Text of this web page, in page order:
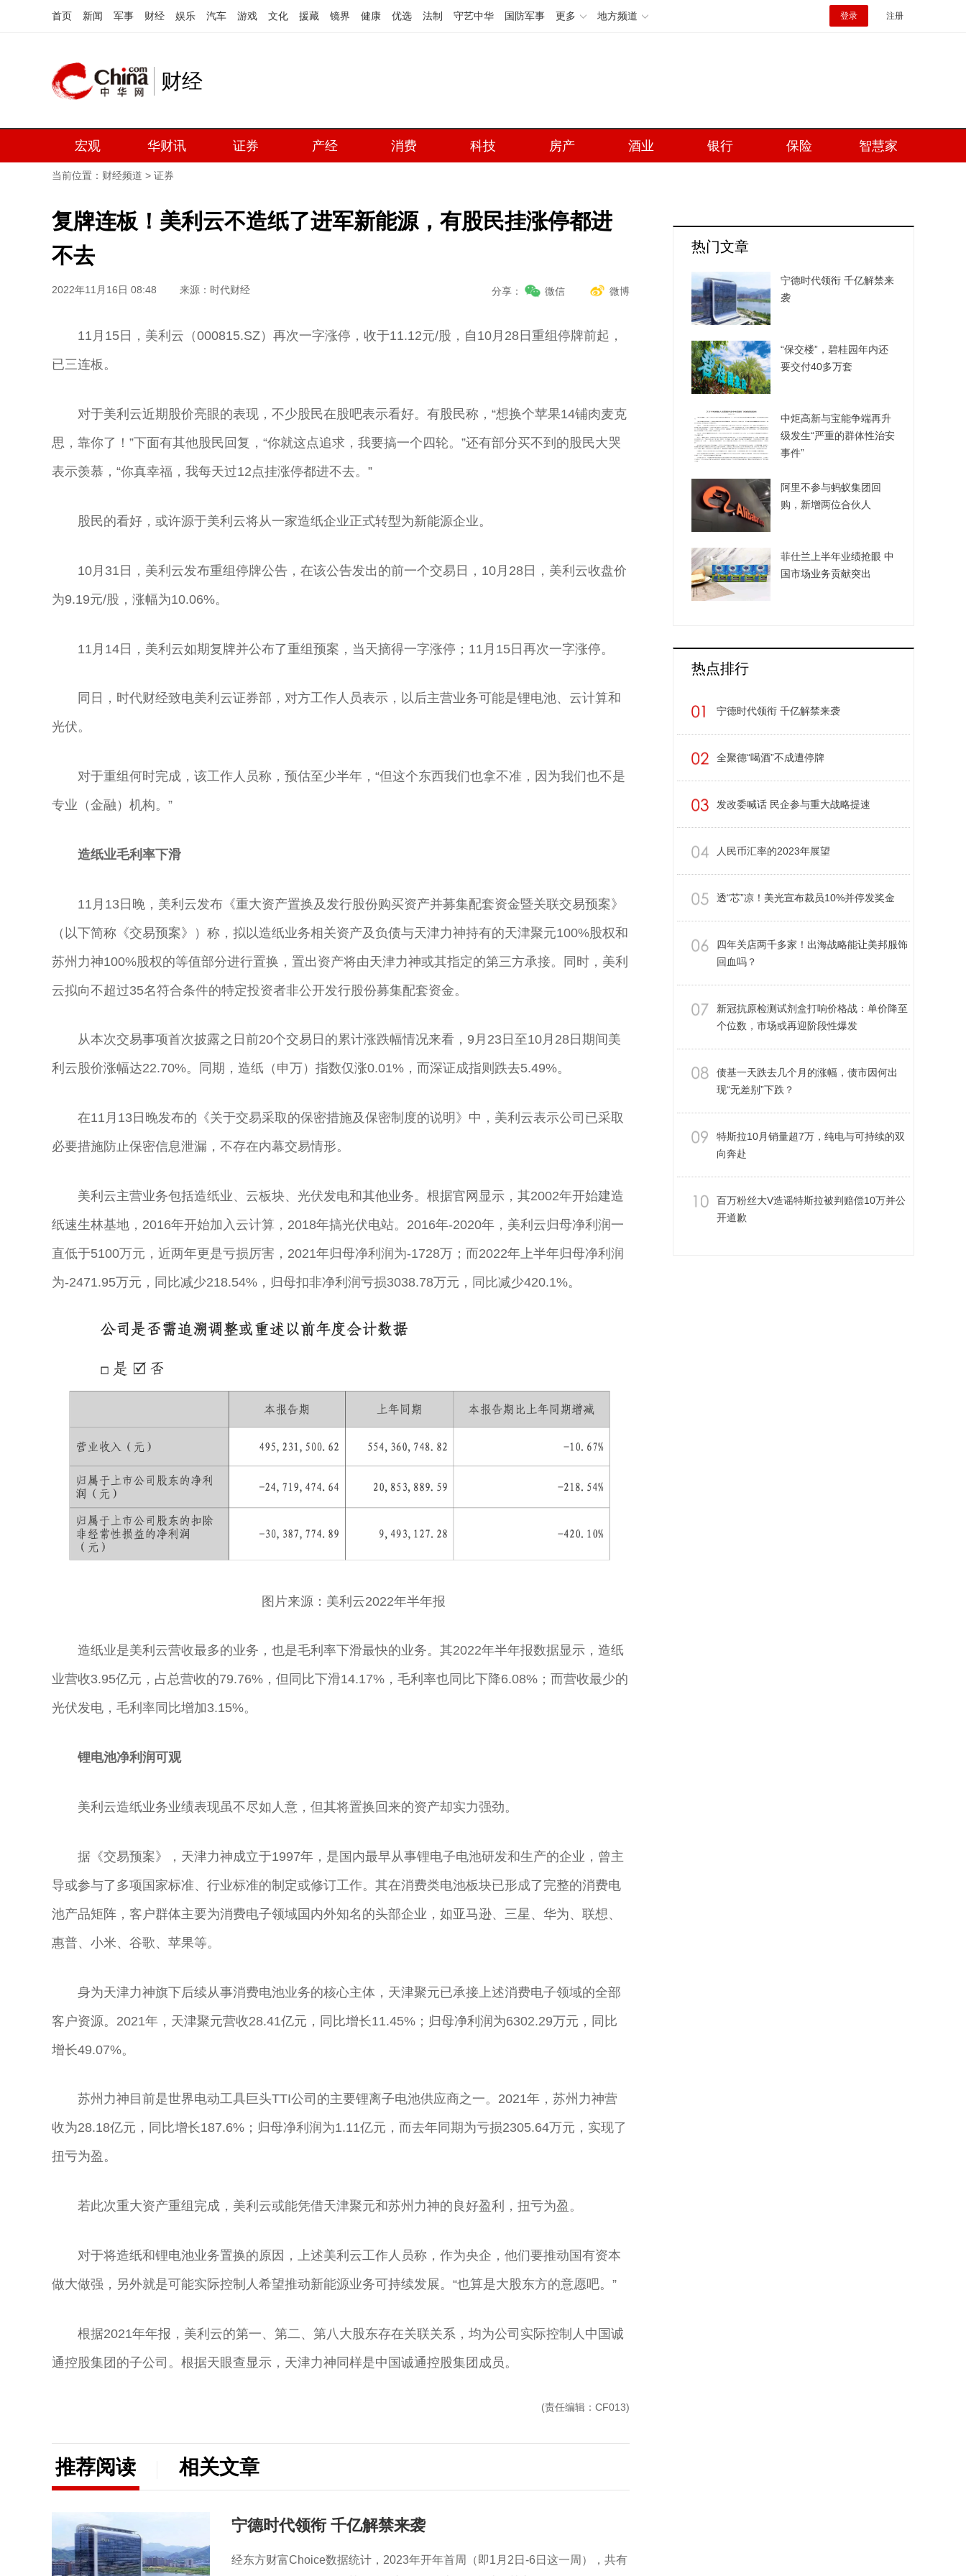
首页 新闻 军事 财经 娱乐 汽车 游戏 文化 援藏 镜界 健康 优选 法制 守艺中华 国防军事 更多 地方频道 登录 注册
财经
宏观 华财讯 证券 产经 消费 科技 房产 酒业 银行 保险 智慧家
当前位置： 财经频道 > 证券
复牌连板！美利云不造纸了进军新能源，有股民挂涨停都进
不去
2022年11月16日 08:48 来源：时代财经 分享： 微信 微博
11月15日，美利云（000815.SZ）再次一字涨停，收于11.12元/股，自10月28日重组停牌前起，
已三连板。
对于美利云近期股价亮眼的表现，不少股民在股吧表示看好。有股民称，“想换个苹果14铺肉麦克
思，靠你了！”下面有其他股民回复，“你就这点追求，我要搞一个四轮。”还有部分买不到的股民大哭
表示羡慕，“你真幸福，我每天过12点挂涨停都进不去。”
股民的看好，或许源于美利云将从一家造纸企业正式转型为新能源企业。
10月31日，美利云发布重组停牌公告，在该公告发出的前一个交易日，10月28日，美利云收盘价
为9.19元/股，涨幅为10.06%。
11月14日，美利云如期复牌并公布了重组预案，当天摘得一字涨停；11月15日再次一字涨停。
同日，时代财经致电美利云证券部，对方工作人员表示，以后主营业务可能是锂电池、云计算和
光伏。
对于重组何时完成，该工作人员称，预估至少半年，“但这个东西我们也拿不准，因为我们也不是
专业（金融）机构。”
造纸业毛利率下滑
11月13日晚，美利云发布《重大资产置换及发行股份购买资产并募集配套资金暨关联交易预案》
（以下简称《交易预案》）称，拟以造纸业务相关资产及负债与天津力神持有的天津聚元100%股权和
苏州力神100%股权的等值部分进行置换，置出资产将由天津力神或其指定的第三方承接。同时，美利
云拟向不超过35名符合条件的特定投资者非公开发行股份募集配套资金。
从本次交易事项首次披露之日前20个交易日的累计涨跌幅情况来看，9月23日至10月28日期间美
利云股价涨幅达22.70%。同期，造纸（申万）指数仅涨0.01%，而深证成指则跌去5.49%。
在11月13日晚发布的《关于交易采取的保密措施及保密制度的说明》中，美利云表示公司已采取
必要措施防止保密信息泄漏，不存在内幕交易情形。
美利云主营业务包括造纸业、云板块、光伏发电和其他业务。根据官网显示，其2002年开始建造
纸速生林基地，2016年开始加入云计算，2018年搞光伏电站。2016年-2020年，美利云归母净利润一
直低于5100万元，近两年更是亏损厉害，2021年归母净利润为-1728万；而2022年上半年归母净利润
为-2471.95万元，同比减少218.54%，归母扣非净利润亏损3038.78万元，同比减少420.1%。
图片来源：美利云2022年半年报
造纸业是美利云营收最多的业务，也是毛利率下滑最快的业务。其2022年半年报数据显示，造纸
业营收3.95亿元，占总营收的79.76%，但同比下滑14.17%，毛利率也同比下降6.08%；而营收最少的
光伏发电，毛利率同比增加3.15%。
锂电池净利润可观
美利云造纸业务业绩表现虽不尽如人意，但其将置换回来的资产却实力强劲。
据《交易预案》，天津力神成立于1997年，是国内最早从事锂电子电池研发和生产的企业，曾主
导或参与了多项国家标准、行业标准的制定或修订工作。其在消费类电池板块已形成了完整的消费电
池产品矩阵，客户群体主要为消费电子领域国内外知名的头部企业，如亚马逊、三星、华为、联想、
惠普、小米、谷歌、苹果等。
身为天津力神旗下后续从事消费电池业务的核心主体，天津聚元已承接上述消费电子领域的全部
客户资源。2021年，天津聚元营收28.41亿元，同比增长11.45%；归母净利润为6302.29万元，同比
增长49.07%。
苏州力神目前是世界电动工具巨头TTI公司的主要锂离子电池供应商之一。2021年，苏州力神营
收为28.18亿元，同比增长187.6%；归母净利润为1.11亿元，而去年同期为亏损2305.64万元，实现了
扭亏为盈。
若此次重大资产重组完成，美利云或能凭借天津聚元和苏州力神的良好盈利，扭亏为盈。
对于将造纸和锂电池业务置换的原因，上述美利云工作人员称，作为央企，他们要推动国有资本
做大做强，另外就是可能实际控制人希望推动新能源业务可持续发展。“也算是大股东方的意愿吧。”
根据2021年年报，美利云的第一、第二、第八大股东存在关联关系，均为公司实际控制人中国诚
通控股集团的子公司。根据天眼查显示，天津力神同样是中国诚通控股集团成员。
(责任编辑：CF013)
推荐阅读 相关文章
宁德时代领衔 千亿解禁来袭
经东方财富Choice数据统计，2023年开年首周（即1月2日-6日这一周），共有
热门文章
宁德时代领衔 千亿解禁来
袭
“保交楼”，碧桂园年内还
要交付40多万套
中炬高新与宝能争端再升
级发生“严重的群体性治安
事件”
阿里不参与蚂蚁集团回
购，新增两位合伙人
菲仕兰上半年业绩抢眼 中
国市场业务贡献突出
热点排行
宁德时代领衔 千亿解禁来袭
全聚德“喝酒”不成遭停牌
发改委喊话 民企参与重大战略提速
人民币汇率的2023年展望
透“芯”凉！美光宣布裁员10%并停发奖金
四年关店两千多家！出海战略能让美邦服饰
回血吗？
新冠抗原检测试剂盒打响价格战：单价降至
个位数，市场或再迎阶段性爆发
债基一天跌去几个月的涨幅，债市因何出
现“无差别”下跌？
特斯拉10月销量超7万，纯电与可持续的双
向奔赴
百万粉丝大V造谣特斯拉被判赔偿10万并公
开道歉